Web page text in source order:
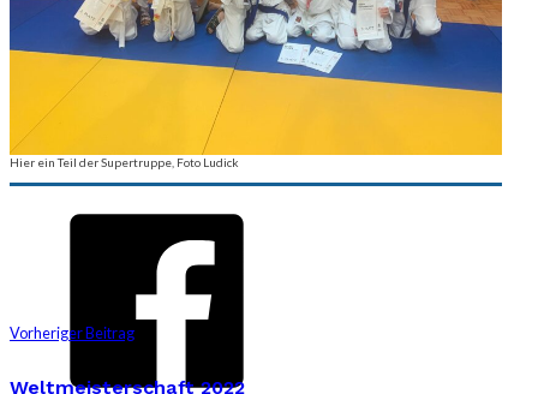
Hier ein Teil der Supertruppe, Foto Ludick
Vorheriger Beitrag
Weltmeisterschaft 2022